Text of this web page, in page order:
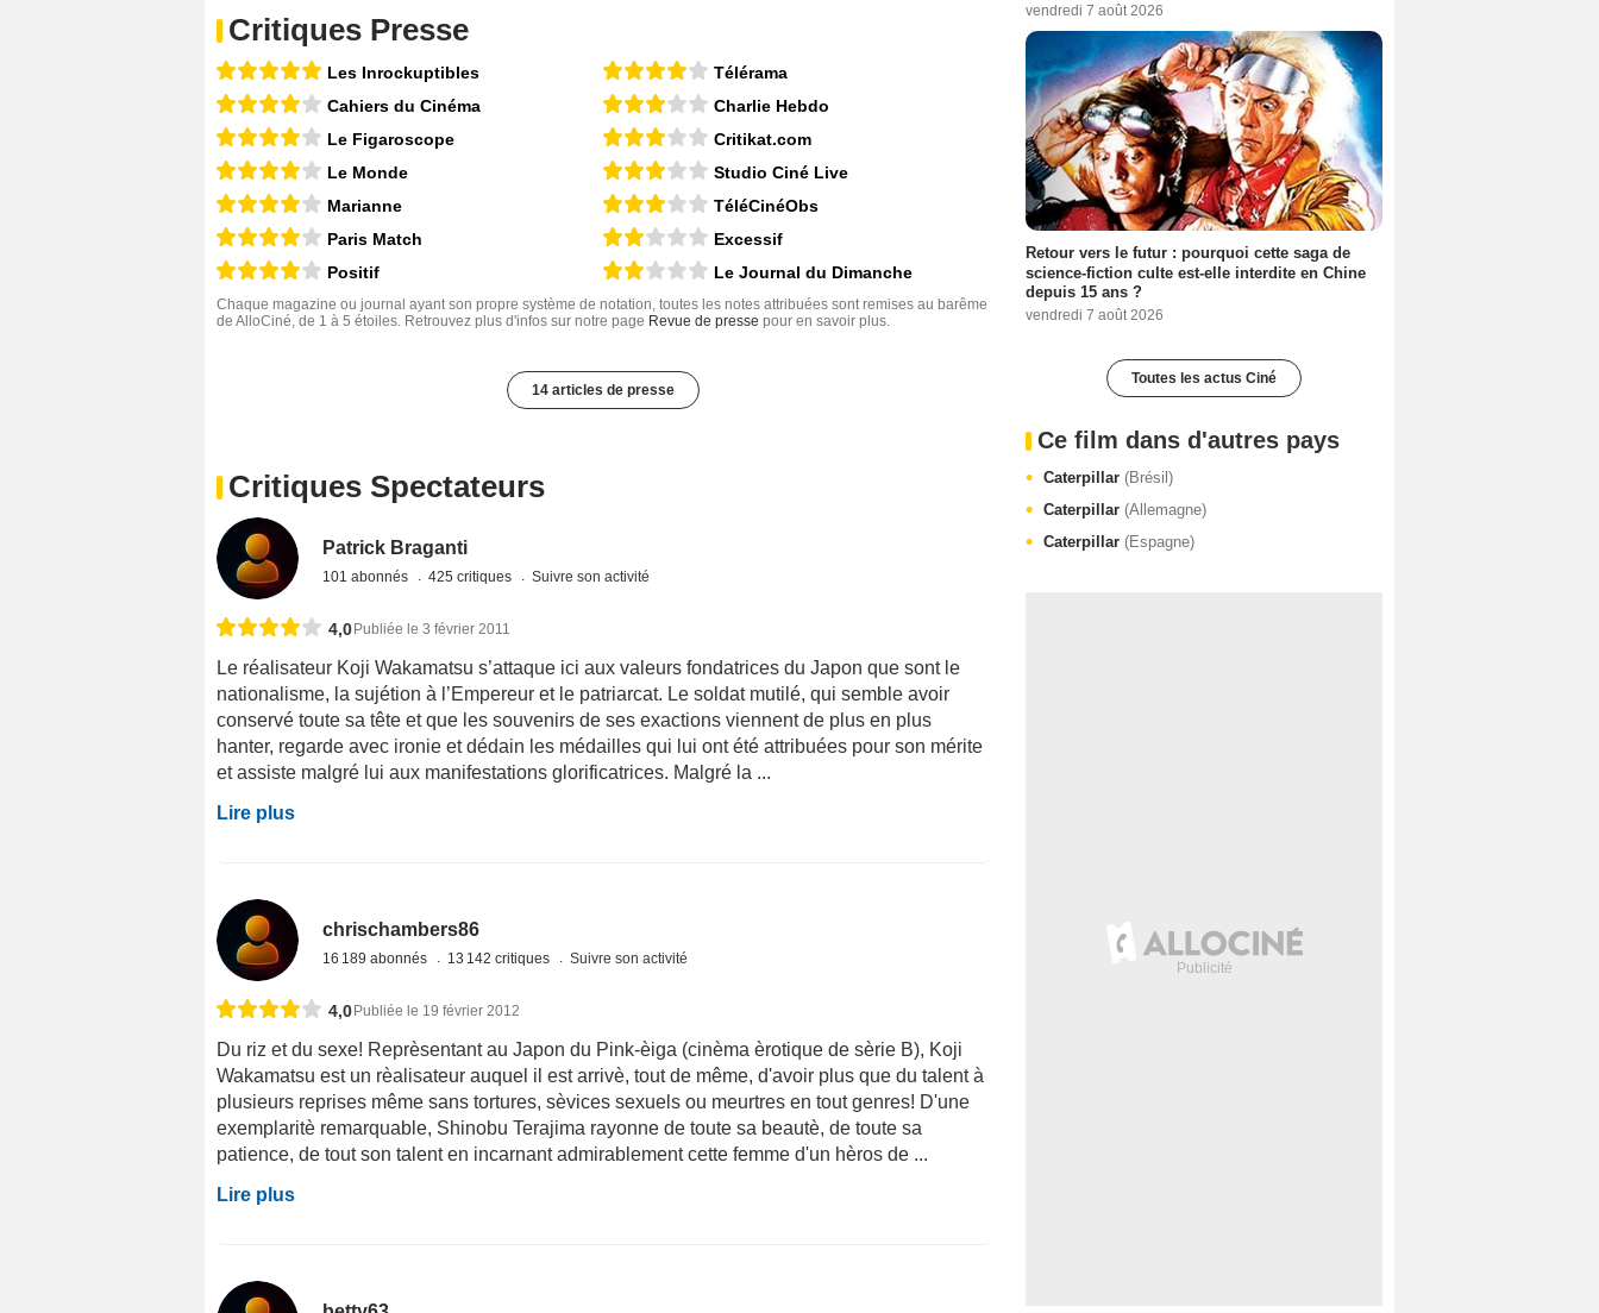
Critiques Presse
Les Inrockuptibles
Cahiers du Cinéma
Le Figaroscope
Le Monde
Marianne
Paris Match
Positif
Télérama
Charlie Hebdo
Critikat.com
Studio Ciné Live
TéléCinéObs
Excessif
Le Journal du Dimanche
Chaque magazine ou journal ayant son propre système de notation, toutes les notes attribuées sont remises au barême
de AlloCiné, de 1 à 5 étoiles. Retrouvez plus d'infos sur notre page Revue de presse pour en savoir plus.
14 articles de presse
Critiques Spectateurs
Patrick Braganti
101 abonnés 425 critiques Suivre son activité
4,0Publiée le 3 février 2011
Le réalisateur Koji Wakamatsu s’attaque ici aux valeurs fondatrices du Japon que sont le
nationalisme, la sujétion à l’Empereur et le patriarcat. Le soldat mutilé, qui semble avoir
conservé toute sa tête et que les souvenirs de ses exactions viennent de plus en plus
hanter, regarde avec ironie et dédain les médailles qui lui ont été attribuées pour son mérite
et assiste malgré lui aux manifestations glorificatrices. Malgré la ...
Lire plus
chrischambers86
16 189 abonnés 13 142 critiques Suivre son activité
4,0Publiée le 19 février 2012
Du riz et du sexe! Reprèsentant au Japon du Pink-èiga (cinèma èrotique de sèrie B), Koji
Wakamatsu est un rèalisateur auquel il est arrivè, tout de même, d'avoir plus que du talent à
plusieurs reprises même sans tortures, sèvices sexuels ou meurtres en tout genres! D'une
exemplaritè remarquable, Shinobu Terajima rayonne de toute sa beautè, de toute sa
patience, de tout son talent en incarnant admirablement cette femme d'un hèros de ...
Lire plus
vendredi 7 août 2026
Retour vers le futur : pourquoi cette saga de
science-fiction culte est-elle interdite en Chine
depuis 15 ans ?
vendredi 7 août 2026
Toutes les actus Ciné
Ce film dans d'autres pays
Caterpillar (Brésil)
Caterpillar (Allemagne)
Caterpillar (Espagne)